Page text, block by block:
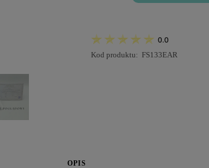
0.0
Kod produktu: FS133EAR
OPIS